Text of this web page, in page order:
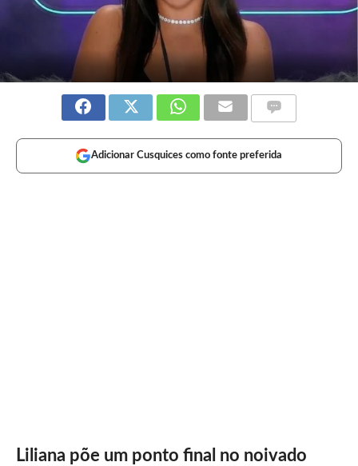
Adicionar Cusquices como fonte preferida
Liliana põe um ponto final no noivado